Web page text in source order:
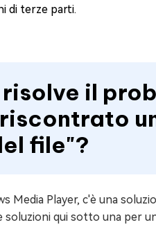
di terze parti.
il
file"?
Media Player, c'è una
soluzioni qui sotto una per